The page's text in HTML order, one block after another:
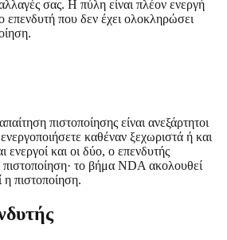
σας. Η πύλη είναι πλέον ενεργή
επενδυτή που δεν έχει ολοκληρώσει
πιστοποίησης είναι ανεξάρτητοι
καθέναν ξεχωριστά ή και
ενεργοί και οι δύο, ο επενδυτής
το βήμα NDA ακολουθεί
η πιστοποίηση.